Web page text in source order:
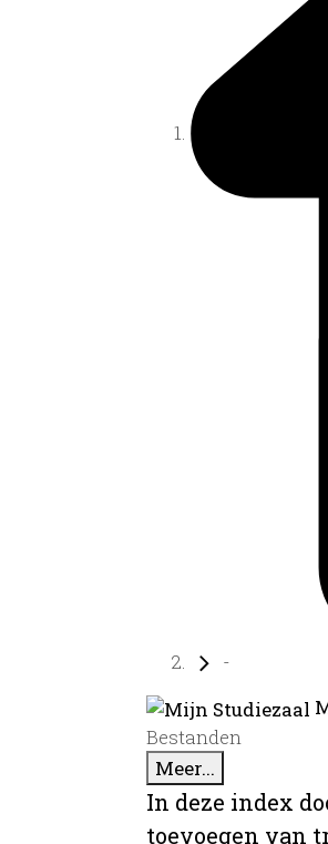
-
Bestanden
Meer...
In deze index
toevoegen van